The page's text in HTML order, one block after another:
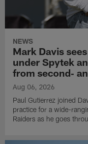
NEWS
Mark Davis
under Spytek
from second‑
Aug 06, 2026
Paul Gutierrez joined
practice for a wide-
Raiders as he goes